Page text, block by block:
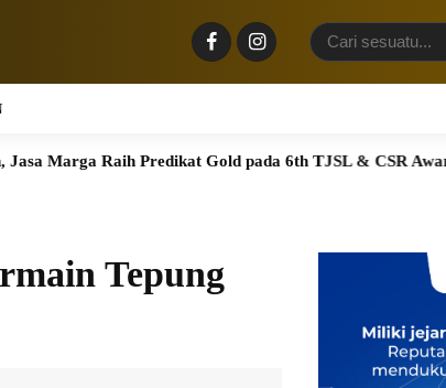
Predikat Gold pada 6th TJSL & CSR Award 2026
Tepung